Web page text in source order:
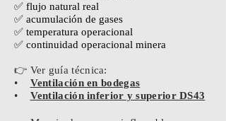
✅ flujo natural real
✅ acumulación de gases
✅ temperatura operacional
✅ continuidad operacional minera
👉 Ver guía técnica:
• Ventilación en bodegas
• Ventilación inferior y superior DS43